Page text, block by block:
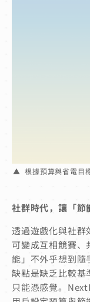
▲ 根據預算與省電目
社群時代，讓「節
透過遊戲化與社群
可變成互相競賽、
能」不外乎想到隨
缺點是缺乏比較基
只能憑感覺。